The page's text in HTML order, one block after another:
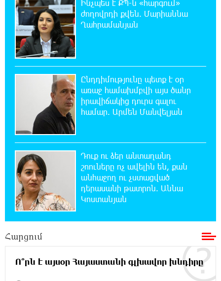
14:44:51 8-08-2026
«ՀայաՔվեի» տարածքային գրասենյակները
շարունակում են կահավորվել Ավետիք
Չալաբյանի ազատ արձակումը պահանջող պաստառներով
13:16:00 8-08-2026
Երկուսը մեկում. Բրիտանացի ֆերմերները
համատեղում են արևային վահանակները
ոչխարների հետ մեկ դաշտում, և դա աշխատում է
12:27:29 8-08-2026
Սաուդյան Արաբիան, Թուրքիան և
Պակիստանը համատեղ պաշտպանության
մասին համաձայնագիր են կնքել. Արտակ Զաքարյան
12:05:38 8-08-2026
Սլովակիայի նախկին ղեկավարները
պահանջում են, որ Նիկոլ Փաշինյանը
դադարեցնի Հայ Առաքելական Եկեղեցու նկատմամբ
Բանկային գաղտնիքի ապօրինի արտահոսք,
Ինչպես է ՔՊ-ն «հարգում»
ժողովրդի քվեն. Մարիաննա
Ղահրամանյան
Ընդդիմությունը պետք է օր
առաջ համախմբվի այս ծանր
իրավիճակից դուրս գալու
համար. Արմեն Մանվելյան
Դուք ու ձեր անտաղանդ
շոուները ոչ ավելին են, քան
անհաջող ու չստացված
դերասանի թատրոն. Աննա
Կոստանյան
Հարցում
Ո՞րն է այսօր Հայաստանի գլխավոր խնդիրը